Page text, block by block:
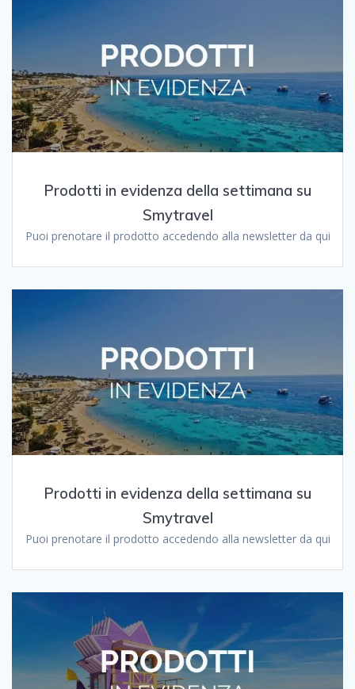
Prodotti in evidenza della settimana su
Smytravel
Puoi prenotare il prodotto accedendo alla newsletter da qui
Prodotti in evidenza della settimana su
Smytravel
Puoi prenotare il prodotto accedendo alla newsletter da qui